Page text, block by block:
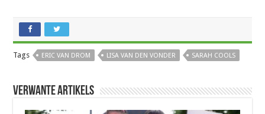
Tags ERIC VAN DROM LISA VAN DEN VONDER SARAH COOLS
Verwante artikels